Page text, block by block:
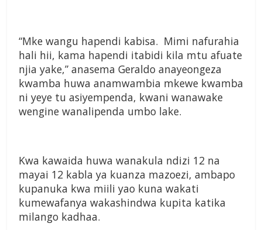
“Mke wangu hapendi kabisa. Mimi nafurahia
hali hii, kama hapendi itabidi kila mtu afuate
njia yake,” anasema Geraldo anayeongeza
kwamba huwa anamwambia mkewe kwamba
ni yeye tu asiyempenda, kwani wanawake
wengine wanalipenda umbo lake.
Kwa kawaida huwa wanakula ndizi 12 na
mayai 12 kabla ya kuanza mazoezi, ambapo
kupanuka kwa miili yao kuna wakati
kumewafanya wakashindwa kupita katika
milango kadhaa.